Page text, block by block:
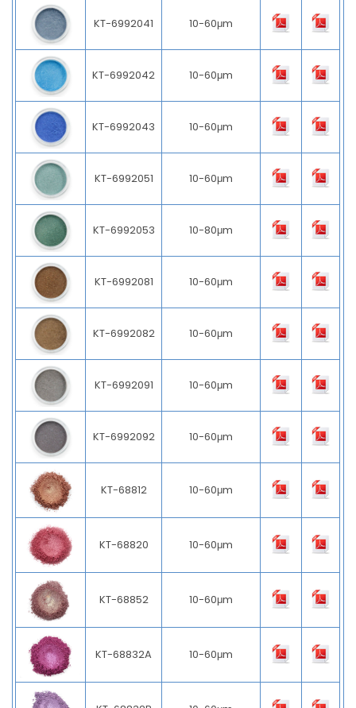
KT-6992041 10-60μm
KT-6992042 10-60μm
KT-6992043 10-60μm
KT-6992051 10-60μm
KT-6992053 10-80μm
KT-6992081 10-60μm
KT-6992082 10-60μm
KT-6992091 10-60μm
KT-6992092 10-60μm
KT-68812 10-60μm
KT-68820 10-60μm
KT-68852 10-60μm
KT-68832A 10-60μm